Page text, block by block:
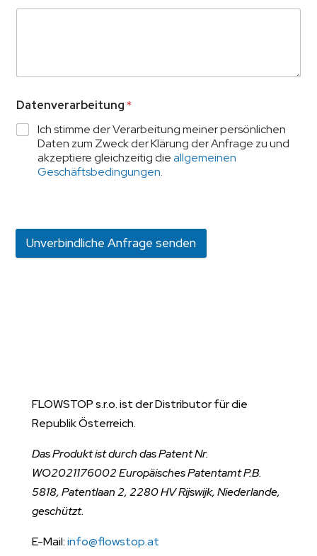
Datenverarbeitung*
Ich stimme der Verarbeitung meiner persönlichen
Daten zum Zweck der Klärung der Anfrage zu und
akzeptiere gleichzeitig dieallgemeinen
Geschäftsbedingungen.
Unverbindliche Anfrage senden
FLOWSTOP s.r.o. ist der Distributor für die
Republik Österreich.
Das Produkt ist durch das Patent Nr.
WO2021176002 Europäisches Patentamt P.B.
5818, Patentlaan 2, 2280 HV Rijswijk, Niederlande,
geschützt.
E-Mail:info@flowstop.at